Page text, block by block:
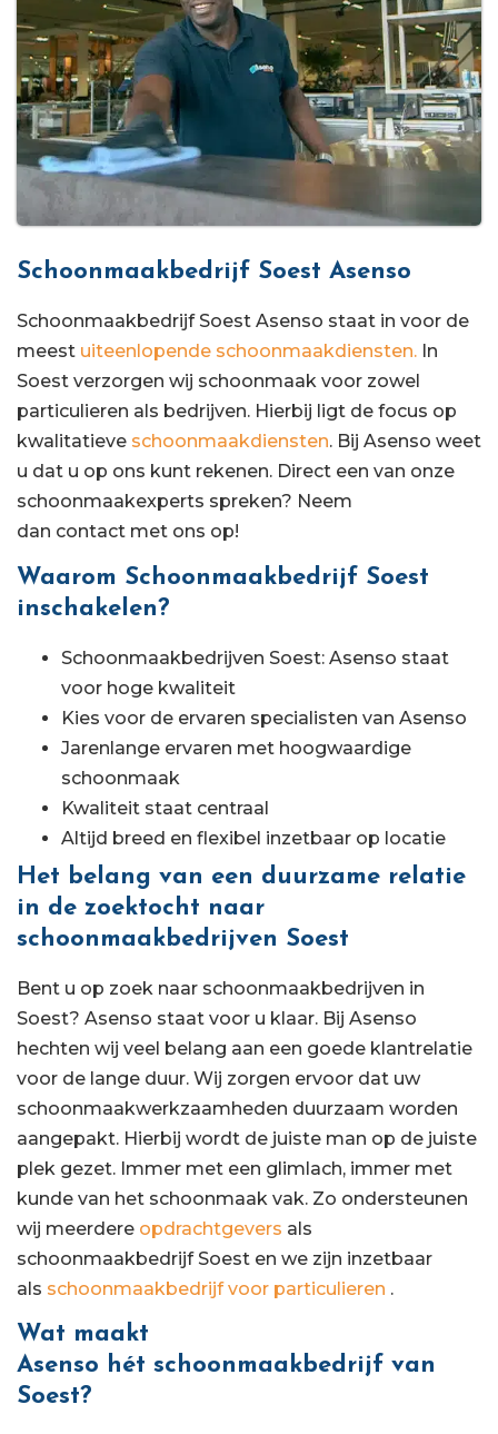
Schoonmaakbedrijf Soest Asenso
Schoonmaakbedrijf Soest Asenso staat in voor de
meest uiteenlopende schoonmaakdiensten. In
Soest verzorgen wij schoonmaak voor zowel
particulieren als bedrijven. Hierbij ligt de focus op
kwalitatieve schoonmaakdiensten. Bij Asenso weet
u dat u op ons kunt rekenen. Direct een van onze
schoonmaakexperts spreken? Neem
dan contact met ons op!
Waarom Schoonmaakbedrijf Soest
inschakelen?
Schoonmaakbedrijven Soest: Asenso staat
voor hoge kwaliteit
Kies voor de ervaren specialisten van Asenso
Jarenlange ervaren met hoogwaardige
schoonmaak
Kwaliteit staat centraal
Altijd breed en flexibel inzetbaar op locatie
Het belang van een duurzame relatie
in de zoektocht naar
schoonmaakbedrijven Soest
Bent u op zoek naar schoonmaakbedrijven in
Soest? Asenso staat voor u klaar. Bij Asenso
hechten wij veel belang aan een goede klantrelatie
voor de lange duur. Wij zorgen ervoor dat uw
schoonmaakwerkzaamheden duurzaam worden
aangepakt. Hierbij wordt de juiste man op de juiste
plek gezet. Immer met een glimlach, immer met
kunde van het schoonmaak vak. Zo ondersteunen
wij meerdere opdrachtgevers als
schoonmaakbedrijf Soest en we zijn inzetbaar
als schoonmaakbedrijf voor particulieren .
Wat maakt
Asenso hét schoonmaakbedrijf van
Soest?